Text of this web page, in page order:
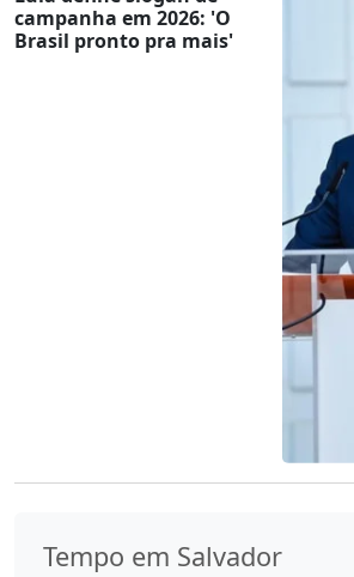
campanha em 2026: 'O
Brasil pronto pra mais'
Tempo em Salvador